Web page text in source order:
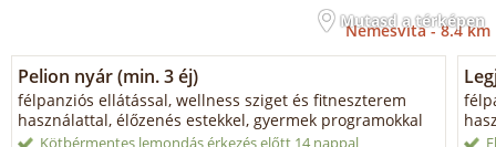
Mutasd a térképen
Nemesvita -8.4 km
Pelion nyár (min. 3 éj)
félpanziós ellátással, wellness sziget és fitneszterem
használattal, élőzenés estekkel, gyermek programokkal
Kötbérmentes lemondás érkezés előtt 14 nappal